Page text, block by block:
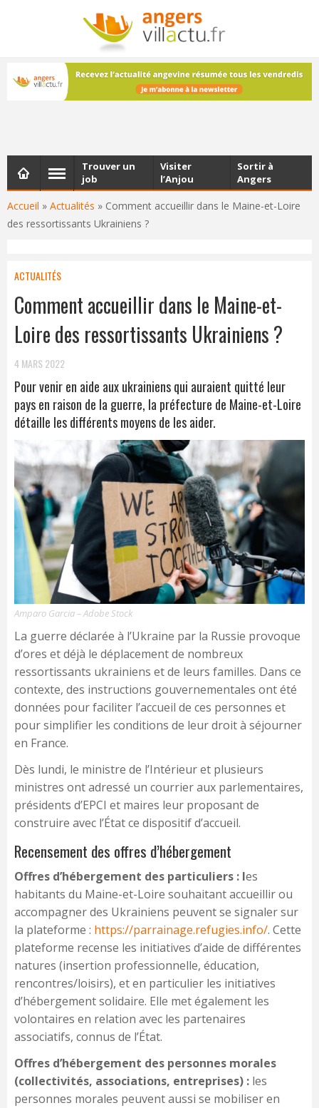
NEWSLETTER
Les dernières actualités d'Angers, chaque vendredi dans
votre boîte e-mail
Accueil » Actualités » Comment accueillir dans le Maine-et-Loire
des ressortissants Ukrainiens ?
Trouver un
job
Visiter
l’Anjou
Sortir à
Angers
ACTUALITÉS
Comment accueillir dans le Maine-et-
Loire des ressortissants Ukrainiens ?
4 MARS 2022
Pour venir en aide aux ukrainiens qui auraient quitté leur
pays en raison de la guerre, la préfecture de Maine-et-Loire
détaille les différents moyens de les aider.
Amparo Garcia – Adobe Stock
La guerre déclarée à l’Ukraine par la Russie provoque
d’ores et déjà le déplacement de nombreux
ressortissants ukrainiens et de leurs familles. Dans ce
contexte, des instructions gouvernementales ont été
données pour faciliter l’accueil de ces personnes et
pour simplifier les conditions de leur droit à séjourner
en France.
Dès lundi, le ministre de l’Intérieur et plusieurs
ministres ont adressé un courrier aux parlementaires,
présidents d’EPCI et maires leur proposant de
construire avec l’État ce dispositif d’accueil.
Recensement des offres d’hébergement
Offres d’hébergement des particuliers : les
habitants du Maine-et-Loire souhaitant accueillir ou
accompagner des Ukrainiens peuvent se signaler sur
la plateforme : https://parrainage.refugies.info/. Cette
plateforme recense les initiatives d’aide de différentes
natures (insertion professionnelle, éducation,
rencontres/loisirs), et en particulier les initiatives
d’hébergement solidaire. Elle met également les
volontaires en relation avec les partenaires
associatifs, connus de l’État.
Offres d’hébergement des personnes morales
(collectivités, associations, entreprises) : les
personnes morales peuvent aussi se mobiliser en